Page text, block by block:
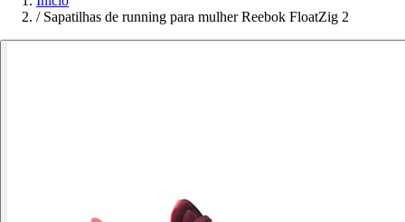
/ Sapatilhas de running para mulher Reebok FloatZig 2